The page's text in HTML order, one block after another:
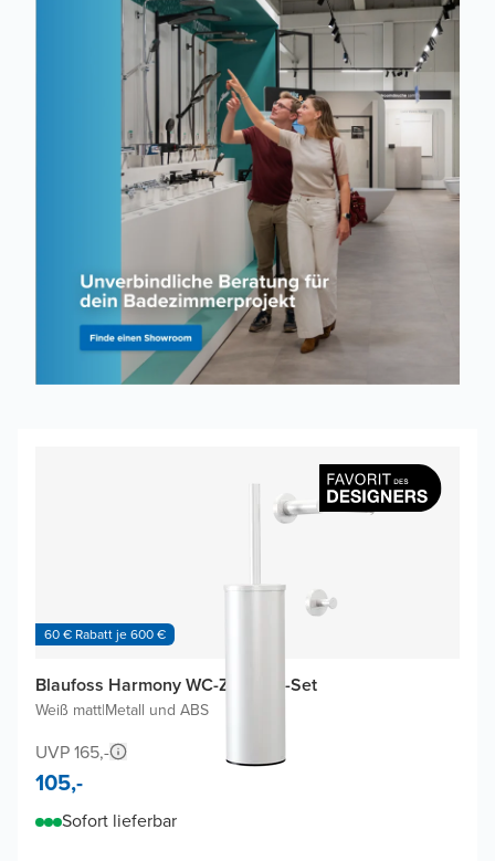
60 € Rabatt je 600 €
Blaufoss Harmony WC-Zubehör-Set
Weiß matt|Metall und ABS
UVP 165,-
105,-
Sofort lieferbar